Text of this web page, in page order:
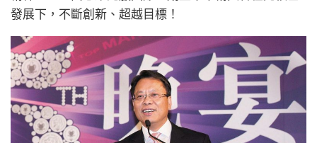
發展下，不斷創新、超越目標！